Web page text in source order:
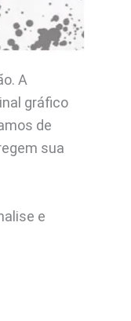
A
gráfico
de
sua
e